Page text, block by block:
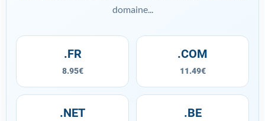
domaine...
.FR
8.95€
.COM
11.49€
.NET .BE